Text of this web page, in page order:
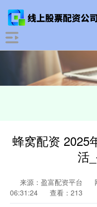
蜂窝配资 2025
活
来源：盈富配资平台
06:31:24
查看：213